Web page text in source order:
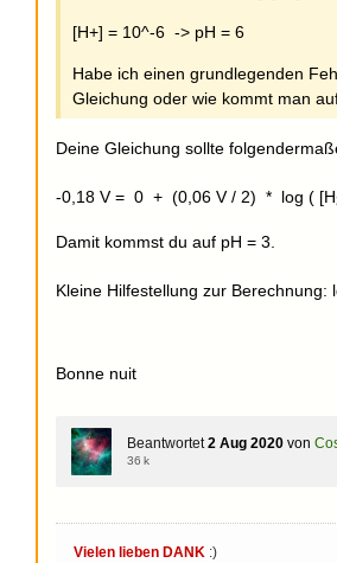
[H+] = 10^-6 -> pH = 6
Habe ich einen grundlegenden
Gleichung oder wie kommt man
Deine Gleichung sollte
-0,18 V = 0 + (0,06 V / 2) * log ( [H
Damit kommst du auf pH = 3.
Kleine Hilfestellung zur Berechnung:
Bonne nuit
Beantwortet 2 Aug 2020 von
36 k
Vielen lieben DANK :)